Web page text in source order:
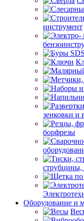
инструмент
зенковки и
борфрезы
струбцины,
Оборудование и